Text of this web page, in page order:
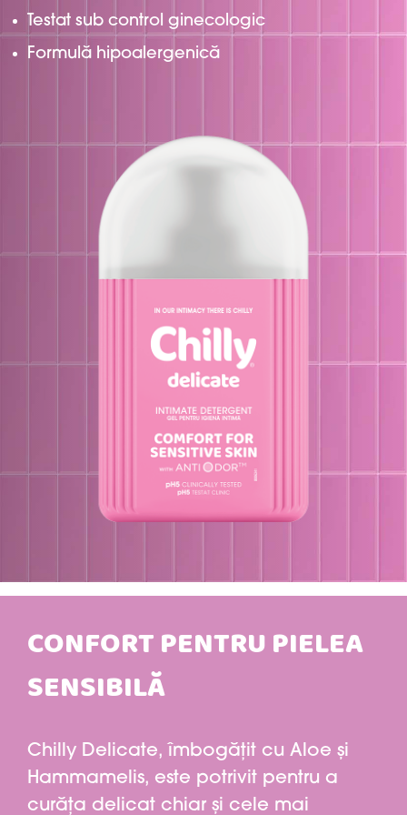
Testat sub control ginecologic
Formulă hipoalergenică
CONFORT PENTRU PIELEA
SENSIBILĂ
Chilly Delicate, îmbogățit cu Aloe și
Hammamelis, este potrivit pentru a
curăța delicat chiar și cele mai